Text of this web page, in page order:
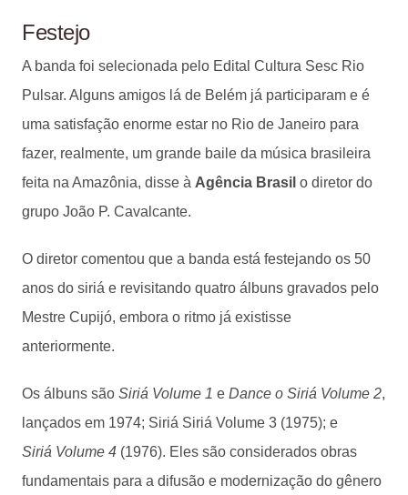
Festejo
A banda foi selecionada pelo Edital Cultura Sesc Rio
Pulsar. Alguns amigos lá de Belém já participaram e é
uma satisfação enorme estar no Rio de Janeiro para
fazer, realmente, um grande baile da música brasileira
feita na Amazônia, disse à Agência Brasil o diretor do
grupo João P. Cavalcante.
O diretor comentou que a banda está festejando os 50
anos do siriá e revisitando quatro álbuns gravados pelo
Mestre Cupijó, embora o ritmo já existisse
anteriormente.
Os álbuns são Siriá Volume 1 e Dance o Siriá Volume 2,
lançados em 1974; Siriá Siriá Volume 3 (1975); e
Siriá Volume 4 (1976). Eles são considerados obras
fundamentais para a difusão e modernização do gênero